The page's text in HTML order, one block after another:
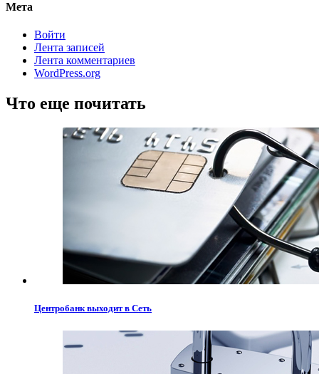
Мета
Войти
Лента записей
Лента комментариев
WordPress.org
Что еще почитать
Центробанк выходит в Сеть